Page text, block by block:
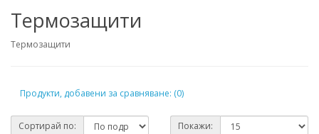
Термозащити
Термозащити
Продукти, добавени за сравняване: (0)
Сортирай по: Покажи: